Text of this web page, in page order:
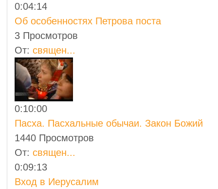
0:04:14
Об особенностях Петрова поста
3 Просмотров
От: священ...
0:10:00
Пасха. Пасхальные обычаи. Закон Божий
1440 Просмотров
От: священ...
0:09:13
Вход в Иерусалим